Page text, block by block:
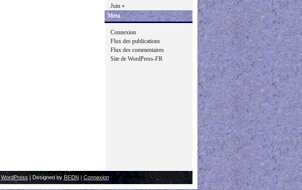
Juin »
Méta
Connexion
Flux des publications
Flux des commentaires
Site de WordPress-FR
WordPress | Designed byRFDN | Connexion